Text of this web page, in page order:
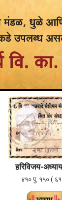
हरिविजय-
४१० पु. १५० (